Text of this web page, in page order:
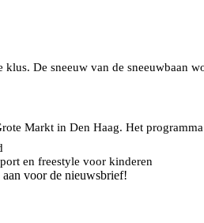
De sneeuw van de sneeuwbaan
Markt in Den Haag. Het
en freestyle voor kinderen
voor de nieuwsbrief!